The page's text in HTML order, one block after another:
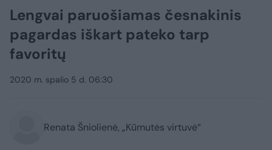
Lengvai paruošiamas česnakinis
pagardas iškart pateko tarp
favoritų
2020 m. spalio 5 d. 06:30
Renata Šniolienė, „Kūmutės virtuvė“